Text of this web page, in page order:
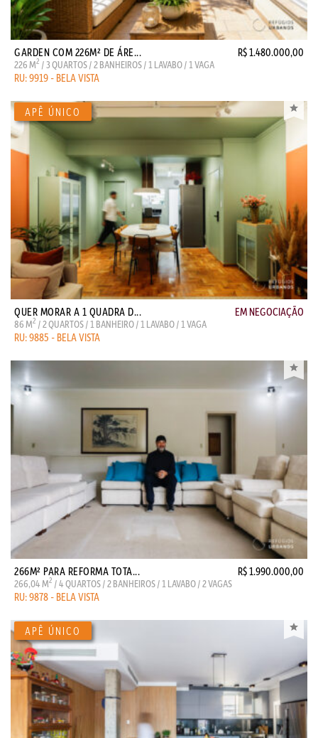
GARDEN COM 226M² DE ÁRE... R$ 1.480.000,00
226 M2 / 3 QUARTOS / 2 BANHEIROS / 1 LAVABO / 1 VAGA
RU: 9919 - BELA VISTA
QUER MORAR A 1 QUADRA D... EM NEGOCIAÇÃO
86 M2 / 2 QUARTOS / 1 BANHEIRO / 1 LAVABO / 1 VAGA
RU: 9885 - BELA VISTA
266M² PARA REFORMA TOTA... R$ 1.990.000,00
266,04 M2 / 4 QUARTOS / 2 BANHEIROS / 1 LAVABO / 2 VAGAS
RU: 9878 - BELA VISTA